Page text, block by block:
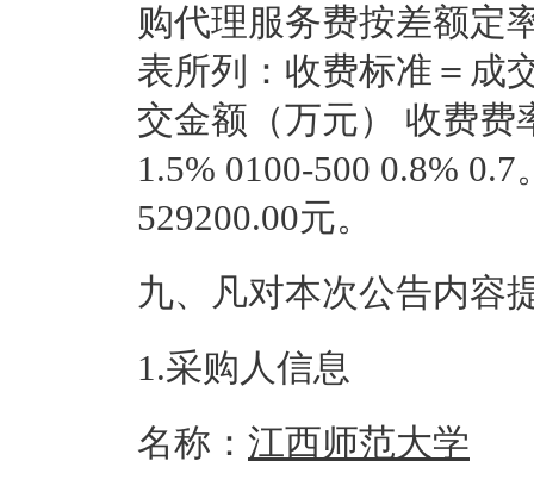
购代理服务费按差额定
表所列：收费标准＝成
交金额（万元） 收费费
1.5% 0100-500 0.8%
529200.00元。
九、凡对本次公告内容
1.采购人信息
名称： 江西师范大学